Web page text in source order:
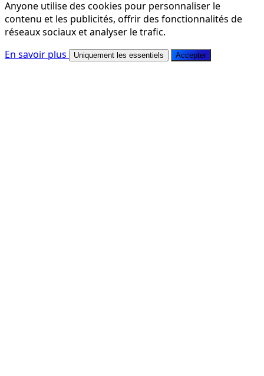
Anyone utilise des cookies pour personnaliser le
contenu et les publicités, offrir des fonctionnalités de
réseaux sociaux et analyser le trafic.
En savoir plus
Uniquement les essentiels Accepter